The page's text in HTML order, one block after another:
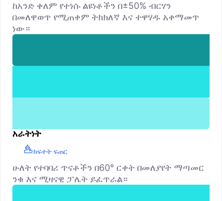
ከአንድ ቀለም የተነሱ ልዩነቶችን በ±50% ብርሃን
በመለዋወጥ የሚጠቀም ትክክለኛ እና ተዋሃዱ አቀማመጥ
ነው።
አራትነት
ክፍተት ፍጠር
ሁለት የተባባሪ ጥናቶችን በ60° ርቀት በመለያየት ማጣመር
ንቁ እና ሚዛናዊ ፓሌት ይፈጥራል።